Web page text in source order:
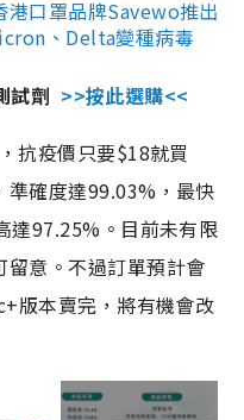
港口罩品牌Savewo推出
、Delta變種病毒
試劑 >>按此選購<<
抗疫價只要$18就買
準確度達99.03%，最快
達97.25%。目前未有限
意。不過訂單預計會
版本賣完，將有機會改